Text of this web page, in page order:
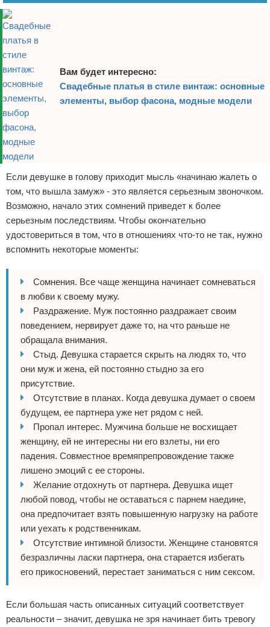
Вам будет интересно:
Свадебные платья в стиле винтаж: основные
элементы, выбор фасона, модные модели
Если девушке в голову приходит мысль «начинаю жалеть о
том, что вышла замуж» - это является серьезным звоночком.
Возможно, начало этих сомнений приведет к более
серьезным последствиям. Чтобы окончательно
удостовериться в том, что в отношениях что-то не так, нужно
вспомнить некоторые моменты:
Сомнения. Все чаще женщина начинает сомневаться
в любви к своему мужу.
Раздражение. Муж постоянно раздражает своим
поведением, нервирует даже то, на что раньше не
обращала внимания.
Стыд. Девушка старается скрыть на людях то, что
они муж и жена, ей постоянно стыдно за его
присутствие.
Отсутствие в планах. Когда девушка думает о своем
будущем, ее партнера уже нет рядом с ней.
Пропал интерес. Мужчина больше не восхищает
женщину, ей не интересны ни его взлеты, ни его
падения. Совместное времяпрепровождение также
лишено эмоций с ее стороны.
Желание отдохнуть от партнера. Девушка ищет
любой повод, чтобы не оставаться с парнем наедине,
она предпочитает взять повышенную нагрузку на работе
или уехать к родственникам.
Отсутствие интимной близости. Женщине становятся
безразличны ласки партнера, она старается избегать
его прикосновений, перестает заниматься с ним сексом.
Если большая часть описанных ситуаций соответствует
реальности – значит, девушка не зря начинает бить тревогу